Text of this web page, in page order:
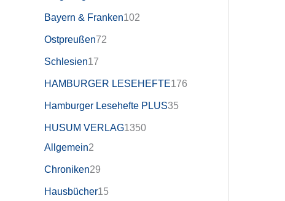
Bayern & Franken102
Ostpreußen72
Schlesien17
HAMBURGER LESEHEFTE176
Hamburger Lesehefte PLUS35
HUSUM VERLAG1350
Allgemein2
Chroniken29
Hausbücher15